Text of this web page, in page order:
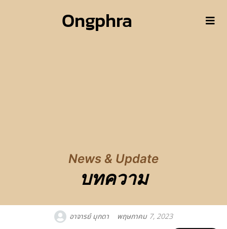
Ongphra
News & Update
บทความ
อาจารย์ มุกดา พฤษภาคม 7, 2023